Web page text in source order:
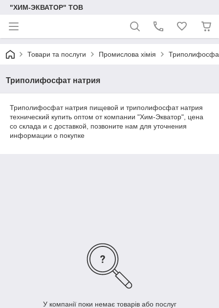
"ХИМ-ЭКВАТОР" ТОВ
Товари та послуги Промислова хімія
Триполифосфат натрия
Триполифосфат натрия пищевой и триполифосфат натрия
технический купить оптом от компании "Хим-Экватор", цена
со склада и с доставкой, позвоните нам для уточнения
информации о покупке
У компанії поки немає товарів або послуг